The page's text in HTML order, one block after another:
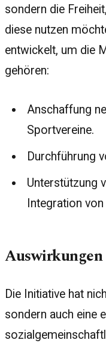
sondern die
diese nutzen
entwickelt, um die
gehören:
Anschaffung
Sportvereine.
Durchführung
Unterstützung
Integration
Die Initiative hat
sondern auch eine